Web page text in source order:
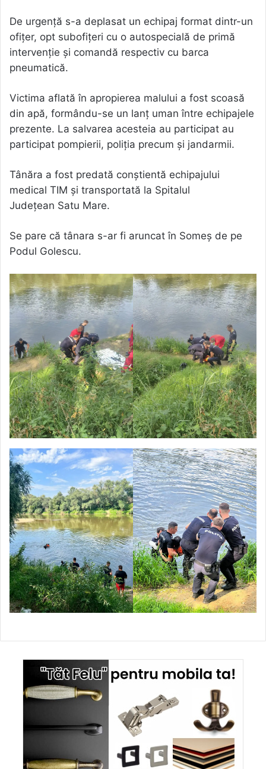
De urgență s-a deplasat un echipaj format dintr-un
ofițer, opt subofițeri cu o autospecială de primă
intervenție și comandă respectiv cu barca
pneumatică.
Victima aflată în apropierea malului a fost scoasă
din apă, formându-se un lanț uman între echipajele
prezente. La salvarea acesteia au participat au
participat pompierii, poliția precum și jandarmii.
Tânăra a fost predată conștientă echipajului
medical TIM și transportată la Spitalul
Județean Satu Mare.
Se pare că tânara s-ar fi aruncat în Someș de pe
Podul Golescu.